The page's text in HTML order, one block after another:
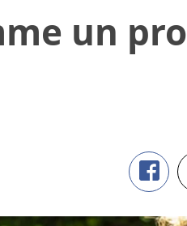
un pro